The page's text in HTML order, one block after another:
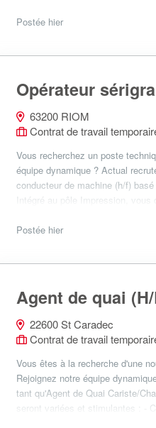
Postée hier
Opérateur
63200 RIOM
Contrat de travail
Vous recherchez un poste
équipe dynamique ? Actual
conducteur de machine (h/f)
Intégré au pôle Impression, vous
Postée hier
Agent de quai
22600 St Caradec
Contrat de travail
Vous êtes à la recherche d'une
Rejoignez notre équipe
tant qu'Agent de Quai Cariste/
seront variées et stimulantes : -